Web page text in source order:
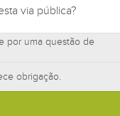
via pública?
por uma questão de
obrigação.